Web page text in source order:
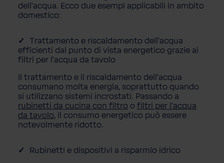
dell'acqua. Ecco due esempi applicabili in ambito
domestico:
Trattamento e riscaldamento dell'acqua
efficienti dal punto di vista energetico grazie ai
filtri per l'acqua da tavolo
Il trattamento e il riscaldamento dell'acqua
consumano molta energia, soprattutto quando
si utilizzano sistemi incrostati. Passando a
rubinetti da cucina con filtro o filtri per l'acqua
da tavolo, il consumo energetico può essere
notevolmente ridotto.
Rubinetti e dispositivi a risparmio idrico